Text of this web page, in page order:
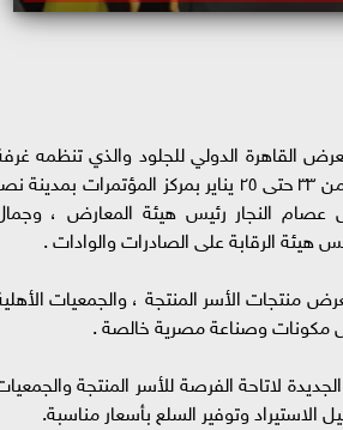
القاهرة الدولي للجلود والذي تنظمه
صناعة الجلود باتحاد الصناعات المصرية، تحت رعاية وزارة الصناعة في الفترة من ٣٣ حتى ٢٥ يناير بمركز المؤتمرات
عصام النجار رئيس هيئة المعارض ،
هيئة الرقابة على الصادرات والوادات .
الأسر المنتجة ، والجمعيات
مكونات وصناعة مصرية خالصة .
لاتاحة الفرصة للأسر المنتجة
الاستيراد وتوفير السلع بأسعار مناسبة.